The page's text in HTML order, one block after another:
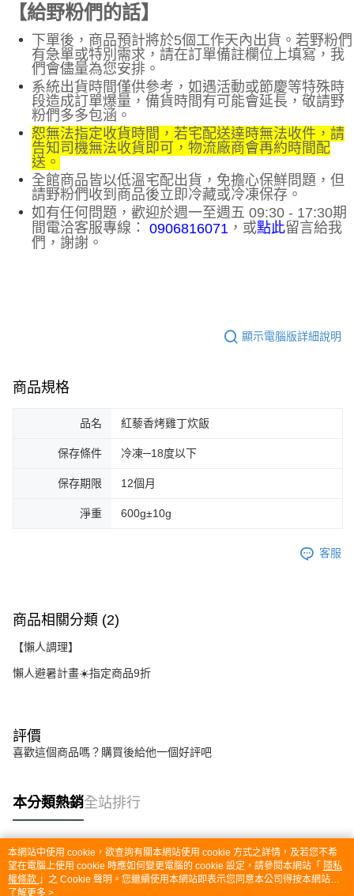
【給野粉們的話】
下單後，商品預計將於5個工作天內出貨。若野粉們
有急單或特別需求，請在訂單備註欄位上填寫，我
們會儘量為您安排 。
系統出貨時間僅供參考，如遇活動或節慶等特殊時
段造成訂單爆量，備貨時間有可能會延長，敬請野
粉們多多包涵。
恕無法指定收貨時間，若宅配送達時無法收件，請
告知司機無法收貨即可，物流廠商會再約時間配
送。
全館商品皆以低溫宅配出貨，免擔心保鮮問題，但
請野粉們收到商品後立即冷藏或冷凍保存。
如有任何問題，歡迎於週一至週五 09:30 - 17:30期
間電洽客服專線： 0906816071 ，或點此留言給我
們，謝謝。
顯示電腦版詳細說明
商品規格
品名 紅藜香烤雞丁炊飯
保存條件 冷凍─18度以下
保存期限 12個月
淨重 600g±10g
客服
商品相關分類 (2)
【懶人調理】
懶人避暑計畫☀️指定商品9折
評價
喜歡這個商品嗎？購買後給他一個好評吧
本分類熱銷全站排行
熱門標籤
本網站中使用 cookie，欲查詢有關本網站使用 cookie 方式之詳情，及若您不希
望在電腦上使用 cookie 時應如何變更電腦的 cookie 設定，請參閱本網站「 隱私
權條款 」之 Cookie 聲明。您繼續使用本網站即表示您同意本公司得按本網站使
用條款之 Cookie 聲明使用 cookie。
了解更多 >